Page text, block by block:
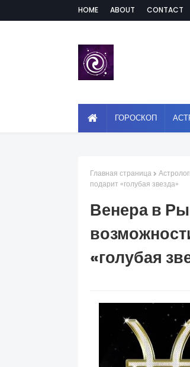
HOME ABOUT CONTACT
ГОРОСКОП
Главная страница
подарит «голубая звезда»
Венера в
«голубая